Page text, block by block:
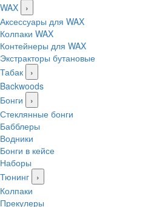
WAX
›
Аксессуары для WAX
Колпаки WAX
Контейнеры для WAX
Экстракторы бутановые
Табак
›
Backwoods
Бонги
›
Стеклянные бонги
Бабблеры
Водники
Бонги в кейсе
Наборы
Тюнинг
›
Колпаки
Прекулеры